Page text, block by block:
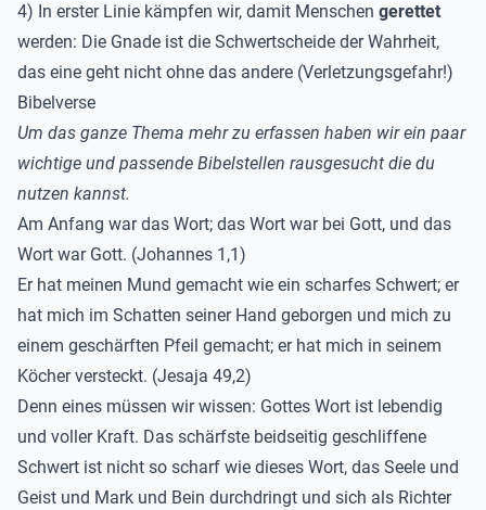
4) In erster Linie kämpfen wir, damit Menschen gerettet
werden: Die Gnade ist die Schwertscheide der Wahrheit,
das eine geht nicht ohne das andere (Verletzungsgefahr!)
Bibelverse
Um das ganze Thema mehr zu erfassen haben wir ein paar
wichtige und passende Bibelstellen rausgesucht die du
nutzen kannst.
Am Anfang war das Wort; das Wort war bei Gott, und das
Wort war Gott. (Johannes 1,1)
Er hat meinen Mund gemacht wie ein scharfes Schwert; er
hat mich im Schatten seiner Hand geborgen und mich zu
einem geschärften Pfeil gemacht; er hat mich in seinem
Köcher versteckt. (Jesaja 49,2)
Denn eines müssen wir wissen: Gottes Wort ist lebendig
und voller Kraft. Das schärfste beidseitig geschliffene
Schwert ist nicht so scharf wie dieses Wort, das Seele und
Geist und Mark und Bein durchdringt und sich als Richter